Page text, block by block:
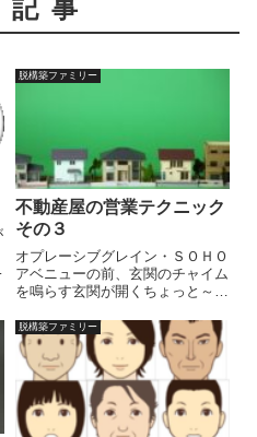
記事
脱構築ファミリー
不動産屋の営業テクニック
その３
オプレーシブグレイン・ＳＯＨＯ
アベニューの前、玄関のチャイム
を鳴らす玄関が開くちょっと～早
いわよいや！実は・・・２人いる
んですあら、そうなの、よかった
じゃない、ちゃんと納得してるん
でしょうねいや・・・っていう
か...
脱構築ファミリー